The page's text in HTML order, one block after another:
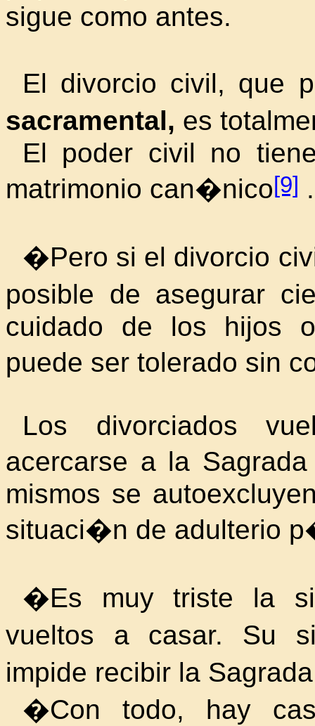
sigue como antes.
El divorcio civil, que
sacramental, es
El poder civil no
matrimonio can�nico[9] .
�Pero si el divorcio
posible de asegurar
cuidado de los hijos
puede ser tolerado sin
Los divorciados
acercarse a la
mismos se
situaci�n de adulterio
�Es muy triste la
vueltos a casar. Su
impide recibir la
�Con todo, hay